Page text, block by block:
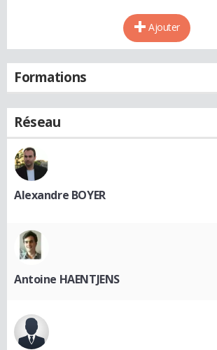
Ajouter
Formations
Réseau
Alexandre BOYER
Antoine HAENTJENS